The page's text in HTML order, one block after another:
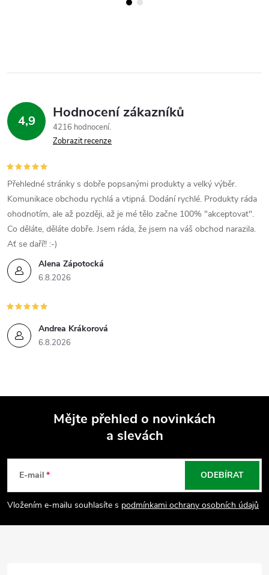
4,9 Hodnocení zákazníků
4216 hodnocení
Zobrazit recenze
Alena Zápotocká
6.8.2026
Přehledné stránky s dobře popsanými produkty a velký výběr.
Komunikace obchodu rychlá a vtipná. Dodání rychlé. Produkty ráda
ohodnotím, ale až později, až je mé tělo začne 100% "akceptovat".
Co děláte, děláte dobře. Jsem ráda, že jsem na váš obchod narazila.
Ať se daří!! :-)
Andrea Krákorová
6.8.2026
p
a
Mějte přehled o novinkách
a slevách
E-mail
Vložením e-mailu souhlasíte s podmínkami ochrany osobních údajů
ODEBÍRAT